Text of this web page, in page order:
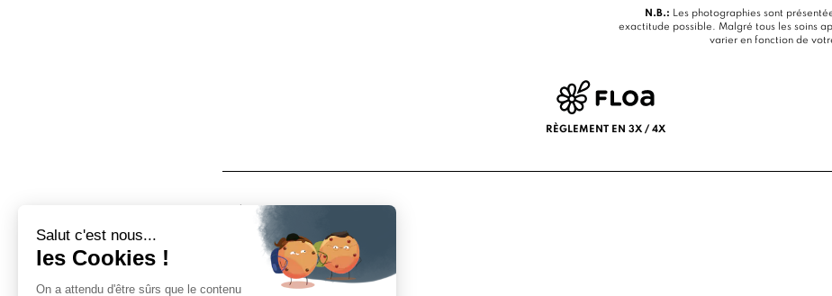
N.B.: Les photographies sont
exactitude possible. Malgré tous les soins
varier en fonction de
RÈGLEMENT EN 3X / 4X
À propos
Qui sommes nous ?
Nos magasins
Mentions légales